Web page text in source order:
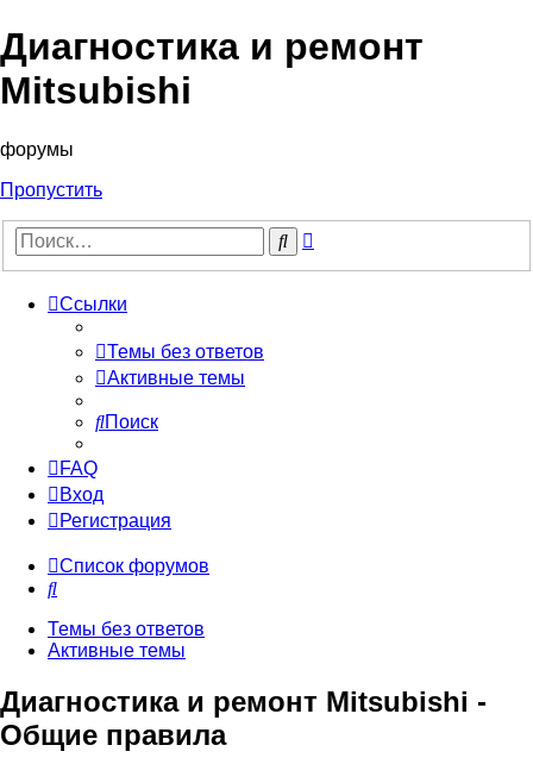
Диагностика и ремонт
Mitsubishi
форумы
Пропустить
Поиск
Ссылки
Темы без ответов
Активные темы
Поиск
FAQ
Вход
Регистрация
Список форумов
Поиск
Темы без ответов
Активные темы
Диагностика и ремонт Mitsubishi -
Общие правила